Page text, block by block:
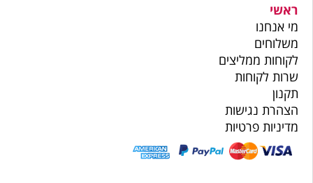
ראשי
מי אנחנו
משלוחים
לקוחות ממליצים
שרות לקוחות
תקנון
הצהרת נגישות
מדיניות פרטיות